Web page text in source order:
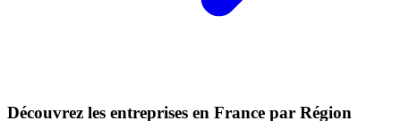
Découvrez les entreprises en France par Région